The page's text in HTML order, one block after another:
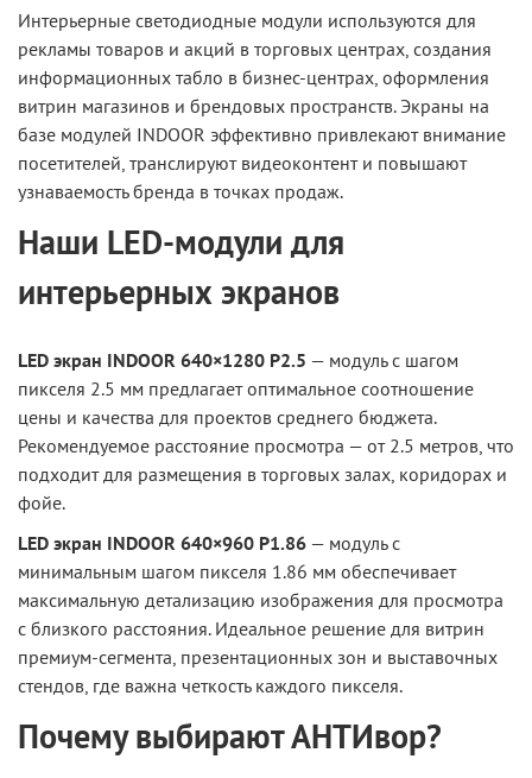
Интерьерные светодиодные модули используются для
рекламы товаров и акций в торговых центрах, создания
информационных табло в бизнес-центрах, оформления
витрин магазинов и брендовых пространств. Экраны на
базе модулей INDOOR эффективно привлекают внимание
посетителей, транслируют видеоконтент и повышают
узнаваемость бренда в точках продаж.
Наши LED-модули для
интерьерных экранов
LED экран INDOOR 640×1280 P2.5 — модуль с шагом
пикселя 2.5 мм предлагает оптимальное соотношение
цены и качества для проектов среднего бюджета.
Рекомендуемое расстояние просмотра — от 2.5 метров, что
подходит для размещения в торговых залах, коридорах и
фойе.
LED экран INDOOR 640×960 P1.86 — модуль с
минимальным шагом пикселя 1.86 мм обеспечивает
максимальную детализацию изображения для просмотра
с близкого расстояния. Идеальное решение для витрин
премиум-сегмента, презентационных зон и выставочных
стендов, где важна четкость каждого пикселя.
Почему выбирают АНТИвор?